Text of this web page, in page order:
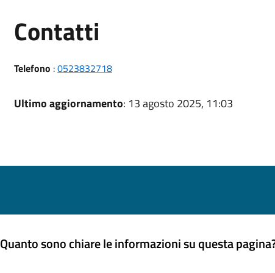
Contatti
Telefono :0523832718
Ultimo aggiornamento: 13 agosto 2025, 11:03
Quanto sono chiare le informazioni su questa